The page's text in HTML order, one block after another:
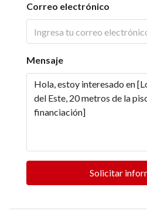
Correo electrónico
Mensaje
Solicitar